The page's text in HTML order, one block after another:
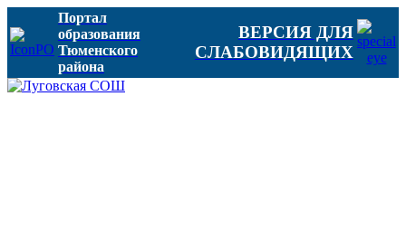
Портал
образования
Тюменского
района
ВЕРСИЯ ДЛЯ
СЛАБОВИДЯЩИХ